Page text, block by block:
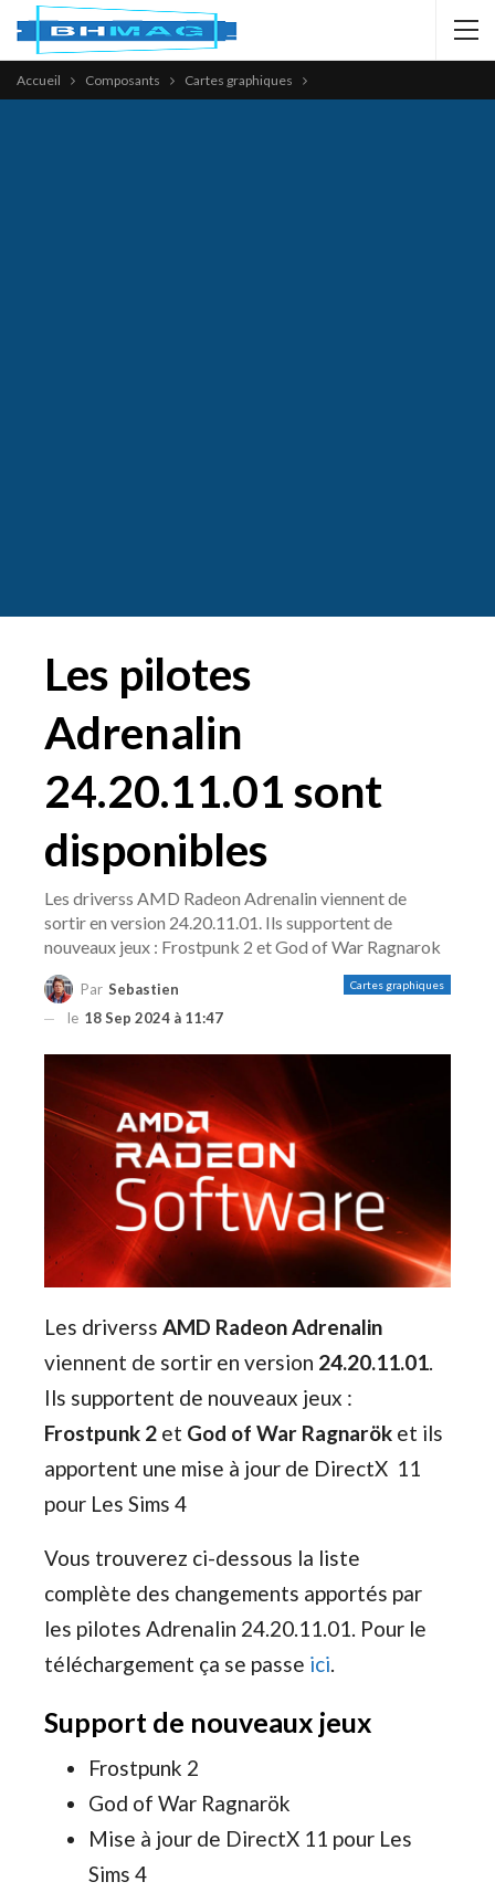
Accueil Composants Cartes graphiques
Les pilotes
Adrenalin
24.20.11.01 sont
disponibles
Les driverss AMD Radeon Adrenalin viennent de
sortir en version 24.20.11.01. Ils supportent de
nouveaux jeux : Frostpunk 2 et God of War Ragnarok
Cartes graphiques
Par Sebastien
le 18 Sep 2024 à 11:47
Les driverss AMD Radeon Adrenalin
viennent de sortir en version 24.20.11.01.
Ils supportent de nouveaux jeux :
Frostpunk 2 et God of War Ragnarök et ils
apportent une mise à jour de DirectX 11
pour Les Sims 4
Vous trouverez ci-dessous la liste
complète des changements apportés par
les pilotes Adrenalin 24.20.11.01. Pour le
téléchargement ça se passe ici.
Support de nouveaux jeux
Frostpunk 2
God of War Ragnarök
Mise à jour de DirectX 11 pour Les
Sims 4